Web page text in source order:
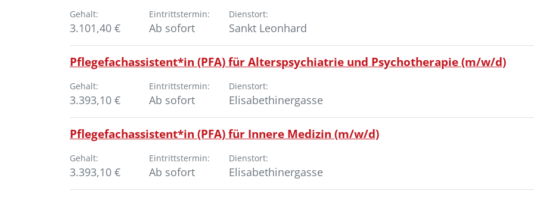
Gehalt:
3.101,40 €
Eintrittstermin:
Ab sofort
Dienstort:
Sankt Leonhard
Pflegefachassistent*in (PFA) für Alterspsychiatrie und Psychotherapie (m/w/d)
Gehalt:
3.393,10 €
Eintrittstermin:
Ab sofort
Dienstort:
Elisabethinergasse
Pflegefachassistent*in (PFA) für Innere Medizin (m/w/d)
Gehalt:
3.393,10 €
Eintrittstermin:
Ab sofort
Dienstort:
Elisabethinergasse